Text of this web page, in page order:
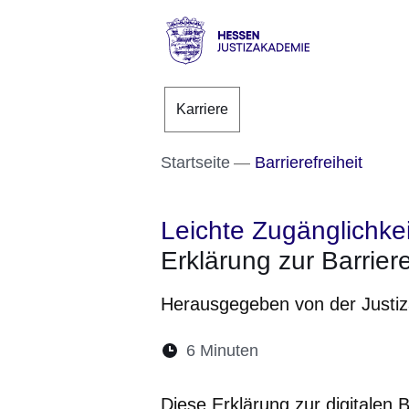
Direkt zum Kopf der
Direkt zum Inhalt
Direkt zum Fuß der
Justizakademie
Karriere
Startseite Barrierefreiheit
Leichte
Erklärung zur
Herausgegeben von der
Lesedauer:
6 Minuten
Diese Erklärung zur digitalen